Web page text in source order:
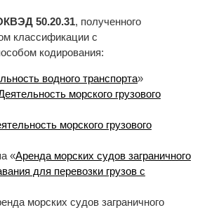
50.20.31, полученного
классификации с
кодирования:
водного транспорта»
морского грузового
морского грузового
«Аренда морских судов заграничного
для перевозки грузов с
морских судов заграничного